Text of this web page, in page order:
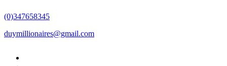
(0)347658345
duymillionaires@gmail.com